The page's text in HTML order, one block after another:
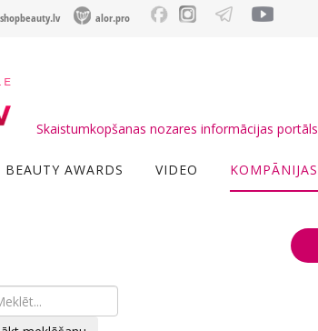
shopbeauty.lv alor.pro
Skaistumkopšanas nozares informācijas portāls
AWARDS VIDEO KOMPĀNIJAS